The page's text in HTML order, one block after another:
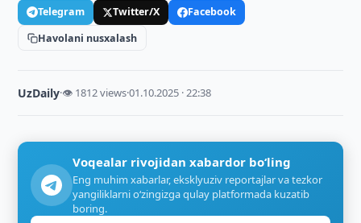
Telegram Twitter/X
Facebook
Havolani nusxalash
UzDaily·👁 1812 views·01.10.2025 · 22:38
Voqealar rivojidan xabardor bo‘ling
Eng muhim xabarlar, eksklyuziv reportajlar va tezkor
yangiliklarni o‘zingizga qulay platformada kuzatib
boring.